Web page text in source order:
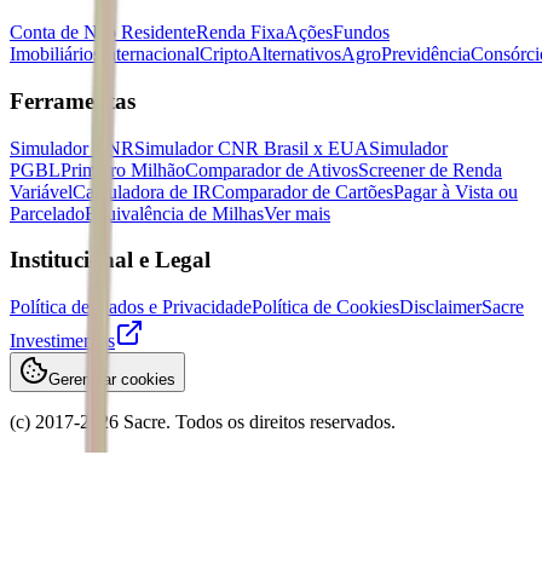
Conta de Não ResidenteRenda FixaAçõesFundos
Imobiliários
InternacionalCriptoAlternativosAgroPrevidência
Ferramentas
Simulador CNRSimulador CNR Brasil x EUASimulador
PGBLPrimeiro MilhãoComparador de AtivosScreener de Renda
VariávelCalculadora de IRComparador de CartõesPagar à Vista ou
ParceladoEquivalência de MilhasVer mais
Institucional e Legal
Política de Dados e PrivacidadePolítica de CookiesDisclaimerSacre
Investimentos
Gerenciar cookies
(c) 2017-2026 Sacre. Todos os direitos reservados.